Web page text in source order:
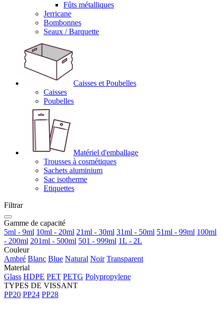
Fûts métalliques
Jerricane
Bombonnes
Seaux / Barquette
Caisses et Poubelles
Caisses
Poubelles
Matériel d'emballage
Trousses à cosmétiques
Sachets aluminium
Sac isotherme
Etiquettes
Filtrar
Gamme de capacité
5ml - 9ml 10ml - 20ml 21ml - 30ml 31ml - 50ml 51ml - 99ml 100ml
- 200ml 201ml - 500ml 501 - 999ml 1L - 2L
Couleur
Ambré Blanc Blue Natural Noir Transparent
Material
Glass HDPE PET PETG Polypropylene
TYPES DE VISSANT
PP20 PP24 PP28